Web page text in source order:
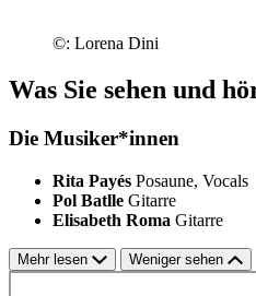
©: Lorena Dini
Was Sie sehen und
Die Musiker*innen
Rita Payés Posaune, Vocals
Pol Batlle Gitarre
Elisabeth Roma Gitarre
Mehr lesen Weniger sehen